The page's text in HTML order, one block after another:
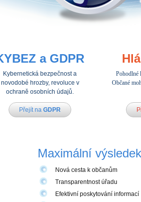
a GDPR
Kybernetická bezpečnost a
novodobé hrozby, revoluce v
ochraně osobních údajů.
Přejít na GDPR
Pohodlné
Občané
Maximální výsledek
Nová cesta k občanům
Transparentnost úřadu
Efektivní poskytování informací